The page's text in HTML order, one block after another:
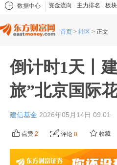
数据中心 资金流向 主力排名 板
首页 > 社区 > 正文
倒计时1天丨
旅”北京国际
建信基金 2026年05月14日 09:01
点赞 2 评论 0 收藏